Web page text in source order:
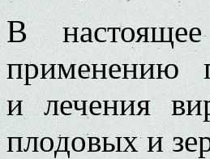
В
применению
и лечения
плодовых и